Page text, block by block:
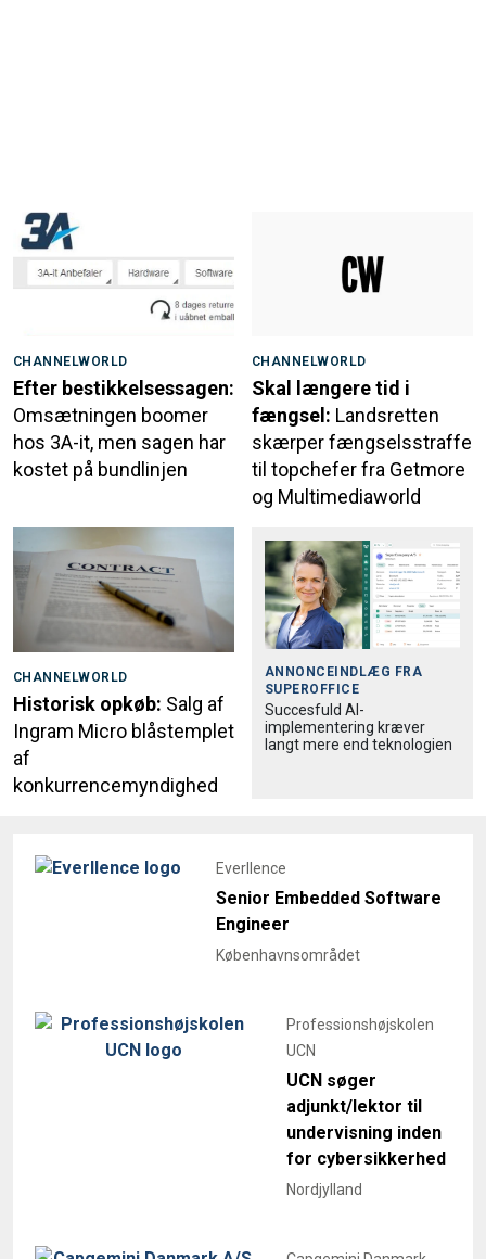
CHANNELWORLD
Efter bestikkelsessagen:
Omsætningen boomer
hos 3A-it, men sagen har
kostet på bundlinjen
CHANNELWORLD
Skal længere tid i
fængsel: Landsretten
skærper fængselsstraffe
til topchefer fra Getmore
og Multimediaworld
CHANNELWORLD
Historisk opkøb: Salg af
Ingram Micro blåstemplet
af
konkurrencemyndighed
ANNONCEINDLÆG FRA
SUPEROFFICE
Succesfuld AI-
implementering kræver
langt mere end teknologien
Everllence
Senior Embedded Software
Engineer
Københavnsområdet
Professionshøjskolen
UCN
UCN søger
adjunkt/lektor til
undervisning inden
for cybersikkerhed
Nordjylland